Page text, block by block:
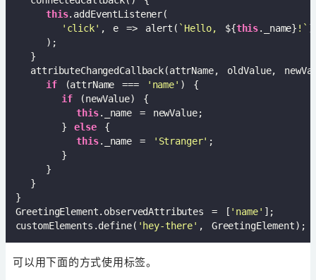
this.addEventListener(
'click' , e => alert( `Hello, ${this._name} !` )
    );
  }
attributeChangedCallback(attrName, oldValue,
if (attrName === 'name' ) {
if (newValue) {
this._name = newValue;
      }
else {
this._name = 'Stranger' ;
      }
    }
  }
}
GreetingElement.observedAttributes = [ 'name' ];
customElements.define( 'hey-there'
可以用下面的方式使用标签。